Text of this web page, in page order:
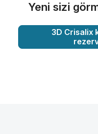
Yeni sizi
3D Crisalix